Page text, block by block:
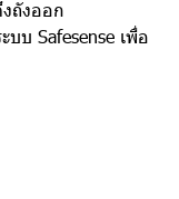
ถังออก
บ Safesense เพื่อ